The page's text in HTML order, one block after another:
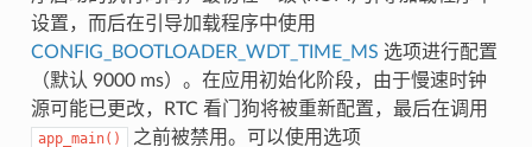
设置，而后在引导加载程序中使用
CONFIG_BOOTLOADER_WDT_TIME_MS 选项进行配置
（默认 9000 ms）。在应用初始化阶段，由于慢速时钟
源可能已更改，RTC 看门狗将被重新配置，最后在调用
app_main() 之前被禁用。可以使用选项